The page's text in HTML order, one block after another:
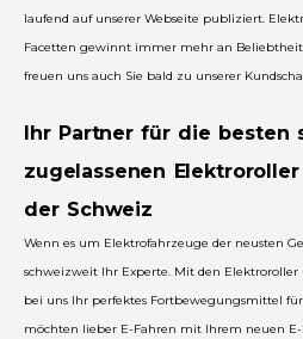
laufend auf unserer Webseite publiziert.
Facetten gewinnt immer mehr an Beliebtheit
freuen uns auch Sie bald zu unserer
Ihr Partner für die besten
zugelassenen
der Schweiz
Wenn es um Elektrofahrzeuge der neusten
schweizweit Ihr Experte. Mit den Elektroroller
bei uns Ihr perfektes Fortbewegungsmittel
möchten lieber E-Fahren mit Ihrem neuen